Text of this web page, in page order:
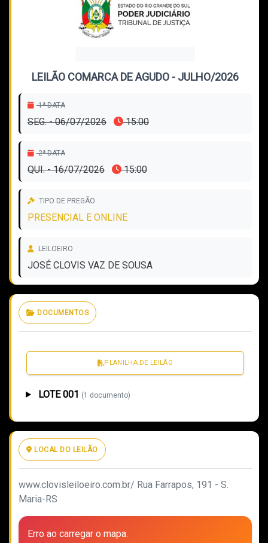
LEILÃO COMARCA DE AGUDO - JULHO/2026
1ª DATA
SEG. - 06/07/2026 15:00
2ª DATA
QUI. - 16/07/2026 15:00
TIPO DE PREGÃO
PRESENCIAL E ONLINE
LEILOEIRO
JOSÉ CLOVIS VAZ DE SOUSA
DOCUMENTOS
PLANILHA DE LEILÃO
LOTE 001 (1 documento)
LOCAL DO LEILÃO
www.clovisleiloeiro.com.br/ Rua Farrapos, 191 - S.
Maria-RS
Erro ao carregar o mapa.